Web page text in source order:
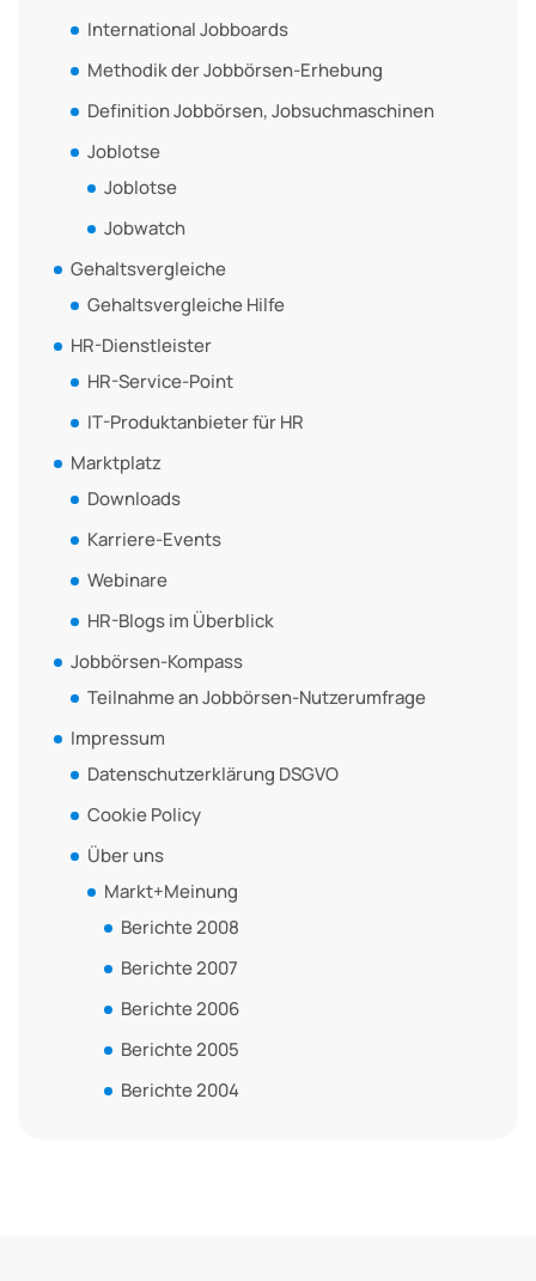
International Jobboards
Methodik der Jobbörsen-Erhebung
Definition Jobbörsen, Jobsuchmaschinen
Joblotse
Joblotse
Jobwatch
Gehaltsvergleiche
Gehaltsvergleiche Hilfe
HR-Dienstleister
HR-Service-Point
IT-Produktanbieter für HR
Marktplatz
Downloads
Karriere-Events
Webinare
HR-Blogs im Überblick
Jobbörsen-Kompass
Teilnahme an Jobbörsen-Nutzerumfrage
Impressum
Datenschutzerklärung DSGVO
Cookie Policy
Über uns
Markt+Meinung
Berichte 2008
Berichte 2007
Berichte 2006
Berichte 2005
Berichte 2004